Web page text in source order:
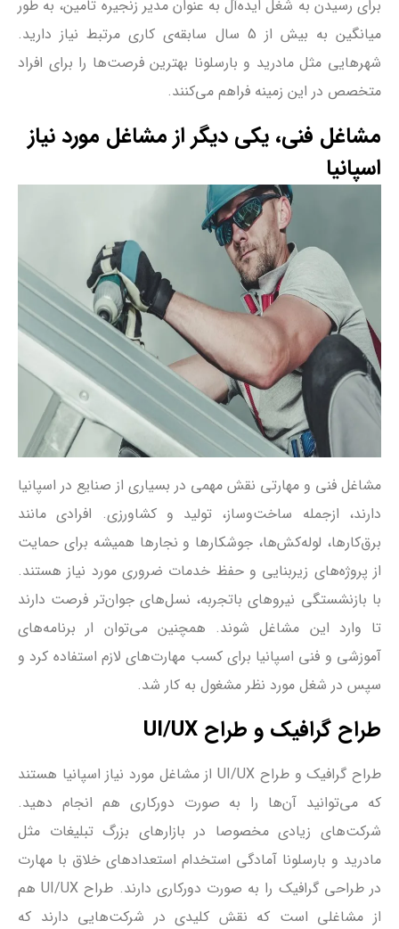
برای رسیدن به شغل ایده‌آل به عنوان مدیر زنجیره تامین، به طور
میانگین به بیش از 5 سال سابقه‌ی کاری مرتبط نیاز دارید.
شهرهایی مثل مادرید و بارسلونا بهترین فرصت‌ها را برای افراد
متخصص در این زمینه فراهم می‌کنند.
مشاغل فنی، یکی دیگر از مشاغل مورد نیاز
اسپانیا
مشاغل فنی و مهارتی نقش مهمی در بسیاری از صنایع در اسپانیا
دارند، ازجمله ساخت‌وساز، تولید و کشاورزی. افرادی مانند
برق‌کارها، لوله‌کش‌ها، جوشکارها و نجارها همیشه برای حمایت
از پروژه‌های زیربنایی و حفظ خدمات ضروری مورد نیاز هستند.
با بازنشستگی نیروهای باتجربه، نسل‌های جوان‌تر فرصت دارند
تا وارد این مشاغل شوند. همچنین می‌توان ار برنامه‌های
آموزشی و فنی اسپانیا برای کسب مهارت‌های لازم استفاده کرد و
سپس در شغل مورد نظر مشغول به کار شد.
طراح گرافیک و طراح UI/UX
طراح گرافیک و طراح UI/UX از مشاغل مورد نیاز اسپانیا هستند
که می‌توانید آن‌ها را به صورت دورکاری هم انجام دهید.
شرکت‌های زیادی مخصوصا در بازارهای بزرگ تبلیغات مثل
مادرید و بارسلونا آمادگی استخدام استعدادهای خلاق با مهارت
در طراحی گرافیک را به صورت دورکاری دارند. طراح UI/UX هم
از مشاغلی است که نقش کلیدی در شرکت‌هایی دارند که